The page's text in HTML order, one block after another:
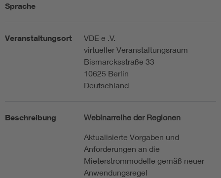
Functional safety
Sprache
Veranstaltungsort
VDE e .V.
virtueller Veranstaltungsraum
Bismarcksstraße 33
10625 Berlin
Deutschland
Beschreibung Webinarreihe der Regionen
Aktualisierte Vorgaben und
Anforderungen an die
Mieterstrommodelle gemäß neuer
Anwendungsregel